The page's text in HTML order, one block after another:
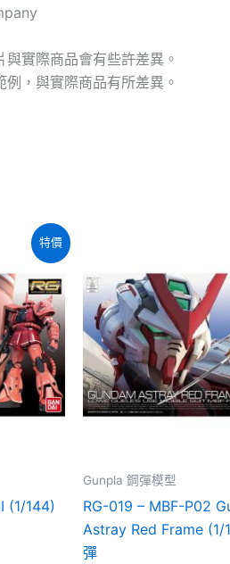
與實際商品會有些許差異。
例，與實際商品有所差異。
特價
(1/144)
Gunpla 鋼彈模型
RG-019 – MBF-P02
Astray Red Frame (1/
彈